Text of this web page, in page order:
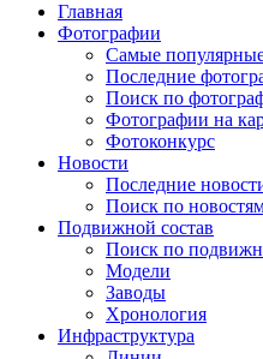
Главная
Фотографии
Cамые
Последние
Поиск по
Фотографии на
Фотоконкурс
Новости
Последние
Поиск по
Подвижной состав
Поиск по
Модели
Заводы
Хронология
Инфраструктура